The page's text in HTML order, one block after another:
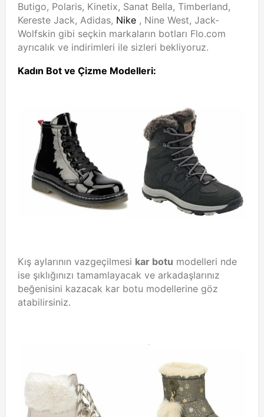
Butigo, Polaris, Kinetix, Sanat Bella, Timberland,
Kereste Jack, Adidas, Nike , Nine West, Jack-
Wolfskin gibi seçkin markaların botları Flo.com
ayrıcalık ve indirimleri ile sizleri bekliyoruz.
Kadın Bot ve Çizme Modelleri:
Kış aylarının vazgeçilmesi kar botu modelleri nde
ise şıklığınızı tamamlayacak ve arkadaşlarınız
beğenisini kazacak kar botu modellerine göz
atabilirsiniz.